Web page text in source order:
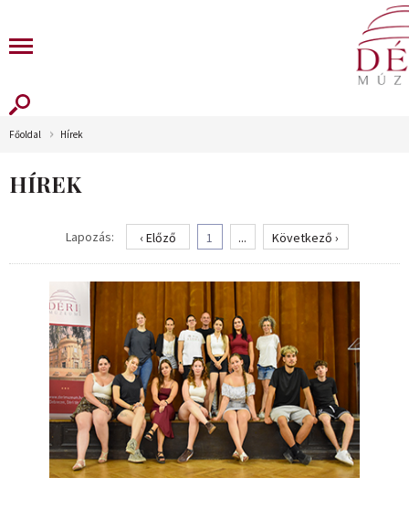
Főoldal Hírek
HÍREK
Lapozás: ‹ Előző 1 ... Következő ›